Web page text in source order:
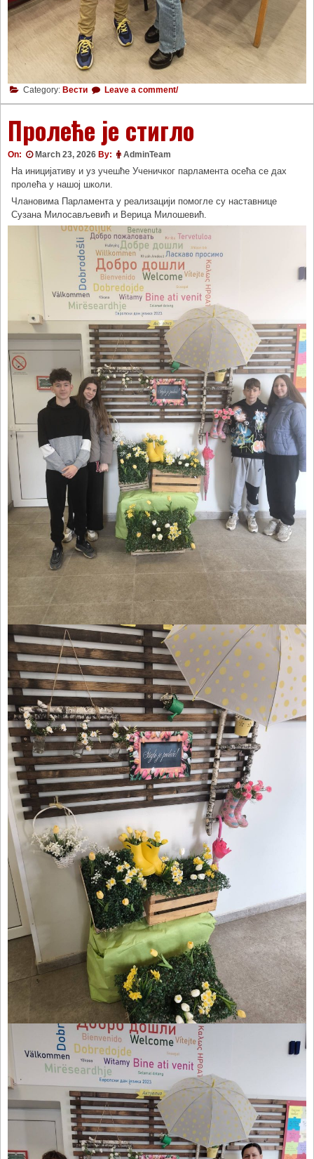
Category: Вести Leave a comment/
Пролеће је стигло
On: March 23, 2026 By: AdminTeam
На иницијативу и уз учешће Ученичког парламента осећа се дах
пролећа у нашој школи.
Члановима Парламента у реализацији помогле су наставнице
Сузана Милосављевић и Верица Милошевић.